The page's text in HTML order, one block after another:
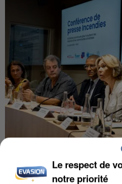
INCENDIES : L’ÎLE-DE-
DE SOLIDARITÉ AVEC LES...
Le respect de
notre priorité